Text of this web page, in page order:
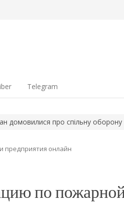
Telegram
про спільну оборону Ворог
предприятия онлайн
по